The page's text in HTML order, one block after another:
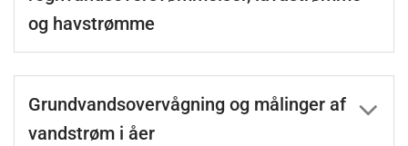
og havstrømme
Grundvandsovervågning og målinger af
vandstrøm i åer